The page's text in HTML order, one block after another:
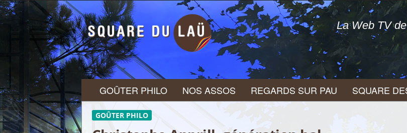
Q
U
A
R
E
D
L
A
Ü
La Web TV
GOÛTER PHILO NOS ASSOS REGARDS SUR PAU SQUARE
GOÛTER PHILO